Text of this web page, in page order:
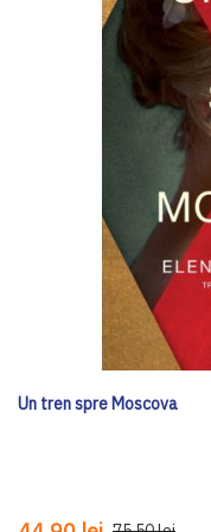
Un tren spre Moscova